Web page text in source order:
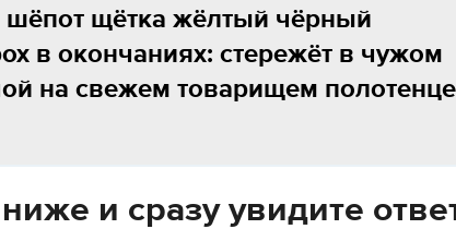
шёпот щётка жёлтый чёрный
в окончаниях: стережёт в чужом
на свежем товарищем
и сразу увидите